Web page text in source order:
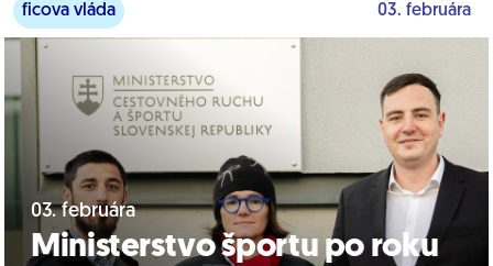
ficova vláda 03. februára
03. februára
Ministerstvo športu po roku